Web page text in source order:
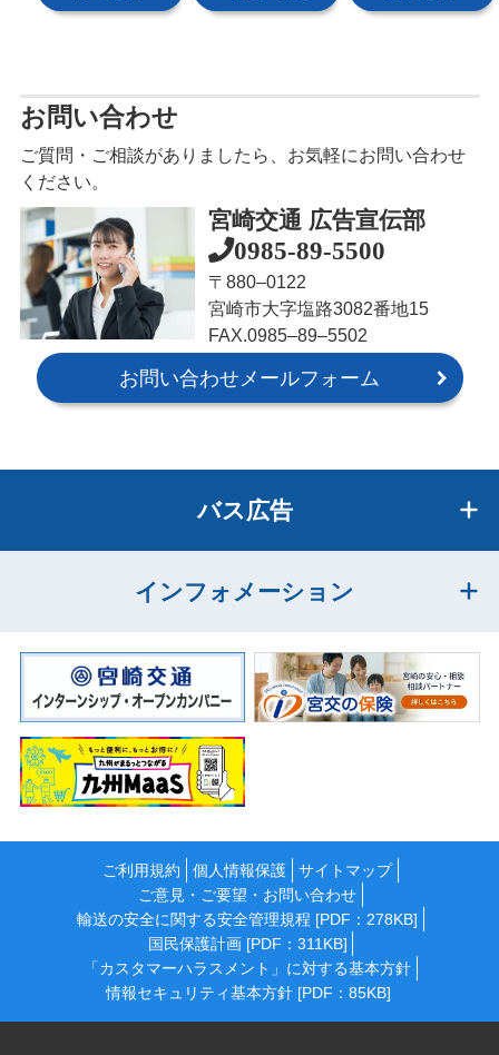
お問い合わせ
ご質問・ご相談がありましたら、お気軽にお問い合わせ
ください。
宮崎交通 広告宣伝部
0985-89-5500
〒880‒0122
宮崎市大字塩路3082番地15
FAX.0985‒89‒5502
お問い合わせメールフォーム
バス広告
インフォメーション
ご利用規約 個人情報保護
サイトマップ
ご意見・ご要望・お問い合わせ
輸送の安全に関する安全管理規程 [PDF：278KB]
国民保護計画 [PDF：311KB]
「カスタマーハラスメント」に対する基本方針
情報セキュリティ基本方針 [PDF：85KB]